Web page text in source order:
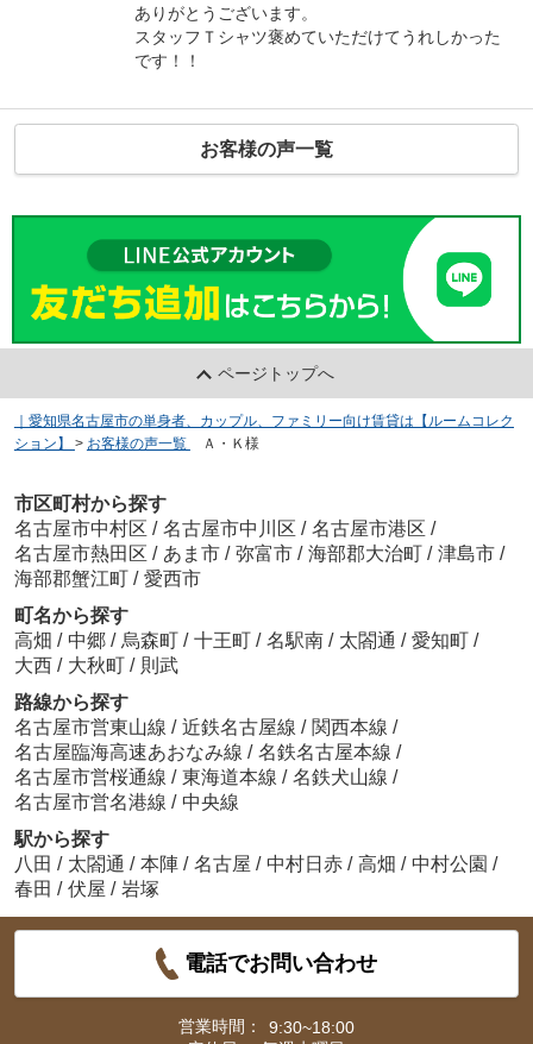
ありがとうございます。
スタッフＴシャツ褒めていただけてうれしかった
です！！
お客様の声一覧
ページトップへ
｜愛知県名古屋市の単身者、カップル、ファミリー向け賃貸は【ルームコレク
ション】
> お客様の声一覧 Ａ・Ｋ様
市区町村から探す
名古屋市中村区 / 名古屋市中川区 / 名古屋市港区 /
名古屋市熱田区 / あま市 / 弥富市 / 海部郡大治町 / 津島市 /
海部郡蟹江町 / 愛西市
町名から探す
高畑 / 中郷 / 烏森町 / 十王町 / 名駅南 / 太閤通 / 愛知町 /
大西 / 大秋町 / 則武
路線から探す
名古屋市営東山線 / 近鉄名古屋線 / 関西本線 /
名古屋臨海高速あおなみ線 / 名鉄名古屋本線 /
名古屋市営桜通線 / 東海道本線 / 名鉄犬山線 /
名古屋市営名港線 / 中央線
駅から探す
八田 / 太閤通 / 本陣 / 名古屋 / 中村日赤 / 高畑 / 中村公園 /
春田 / 伏屋 / 岩塚
電話でお問い合わせ
営業時間：
9:30~18:00